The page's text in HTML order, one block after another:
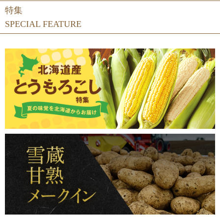
SPECIAL FEATURE
特集